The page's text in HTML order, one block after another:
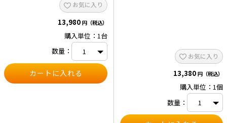
三脚タイプ ・風量調節：3段階 ・首
振り：左右約60° ・風量（m³／
min）：163／184 ・最大風量（m³／
min）（50Hz）：288 ・最大風量
（m³／min）（60Hz）：360
お気に入り
13,980 円（税込）
購入単位：1台
数量：
お気に入り
13,380 円（税込）
購入単位：1個
数量：